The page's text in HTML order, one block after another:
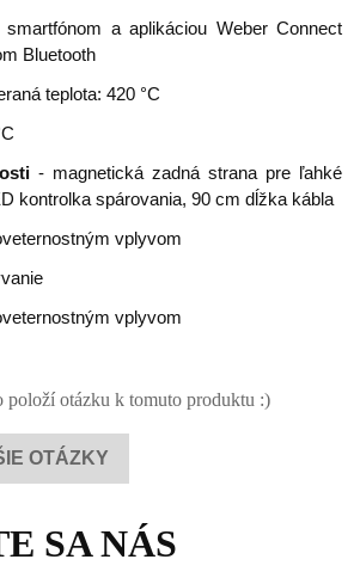
a aplikáciou Weber Connect
Bluetooth
teplota: 420 °C
- magnetická zadná strana pre ľahké
kontrolka spárovania, 90 cm dĺžka kábla
vplyvom
vplyvom
otázku k tomuto produktu :)
OTÁZKY
SA NÁS